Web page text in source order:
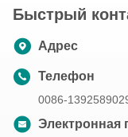
Быстрый
Адрес
Телефон
0086-
Электронная